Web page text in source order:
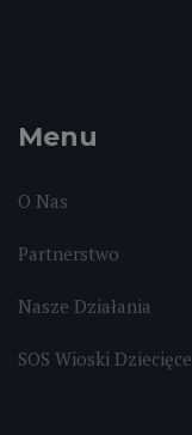
Menu
O Nas
Partnerstwo
Nasze Działania
SOS Wioski Dziecięce